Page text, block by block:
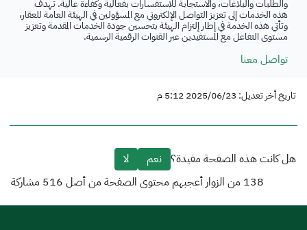
والطلبات والبلاغات، والاستجابة للاستفسارات بفعالية وكفاءة عالية. تهدف
هذه الخدمات إلى تعزيز التواصل الإلكتروني مع المسؤولين في الهيئة العامة للعقار،
وتأتي هذه الخدمة في إطار إلتزام الهيئة بتحسين جودة الخدمات المقدمة وتعزيز
مستوى التفاعل مع المستفيدين عبر القنوات الرقمية الرسمية.
تواصل معنا
تاريخ أخر تعديل: 2025/06/23 5:12 م
هل كانت هذه الصفحة مفيدة؟ نعم
لا
138 من الزوار أعجبهم محتوى الصفحة من أصل 516 مشاركة